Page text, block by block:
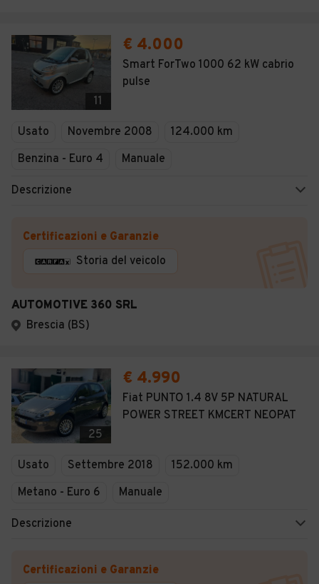
11
€ 4.000
Smart ForTwo 1000 62 kW cabrio
pulse
Usato Novembre 2008
124.000 km
Benzina - Euro 4
Manuale
Descrizione
Certificazioni e Garanzie
Storia del veicolo
AUTOMOTIVE 360 SRL
Brescia (BS)
25
€ 4.990
Fiat PUNTO 1.4 8V 5P NATURAL
POWER STREET KMCERT NEOPAT
Usato Settembre 2018
152.000 km
Metano - Euro 6
Manuale
Descrizione
Certificazioni e Garanzie